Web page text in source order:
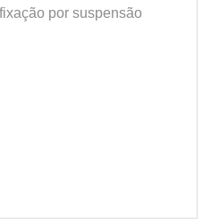
por suspensão